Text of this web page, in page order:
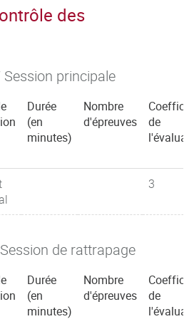
des
principale
Durée
(en
minutes)
Nombre
d'épreuves
de
3
de rattrapage
Durée
(en
minutes)
Nombre
d'épreuves
de